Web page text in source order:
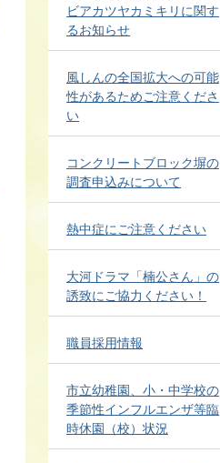
ビアカツヤカミキリに関す
るお知らせ
風しんの全国拡大への可能
性があるためご注意くださ
い
コンクリートブロック塀の
調査申込みについて
熱中症にご注意ください
大河ドラマ「楠公さん」の
誘致にご協力ください！
職員採用情報
市立幼稚園、小・中学校の
季節性インフルエンザ等臨
時休園（校）状況